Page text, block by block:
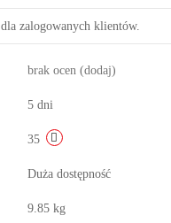
zalogowanych klientów.
brak ocen (dodaj)
5 dni
35
Duża dostępność
9.85 kg